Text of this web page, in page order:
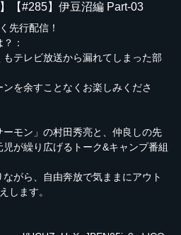
【#285】伊豆沼編 Part-03
先行配信！
：
テレビ放送から漏れてしまった部
を余すことなくお楽しみくださ
モン」の村田秀亮と、仲良しの先
が繰り広げるトーク&キャンプ番組
がら、自由奔放で気ままにアウト
します。